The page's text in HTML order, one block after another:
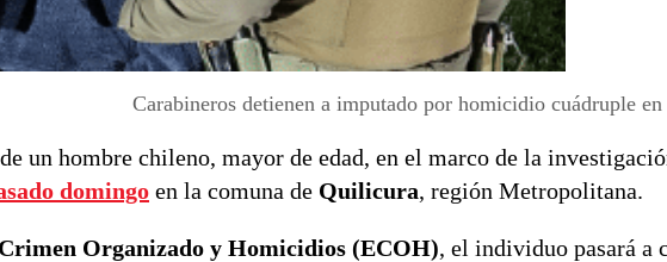
Carabineros detienen a imputado por homicidio cuádruple
un hombre chileno, mayor de edad, en el marco de la
domingo en la comuna de Quilicura, región Metropolitana.
Organizado y Homicidios (ECOH), el individuo pasará a